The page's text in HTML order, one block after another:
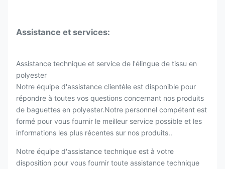
Assistance et services:
Assistance technique et service de l'élingue de tissu en
polyester
Notre équipe d'assistance clientèle est disponible pour
répondre à toutes vos questions concernant nos produits
de baguettes en polyester.Notre personnel compétent est
formé pour vous fournir le meilleur service possible et les
informations les plus récentes sur nos produits..
Notre équipe d'assistance technique est à votre
disposition pour vous fournir toute assistance technique